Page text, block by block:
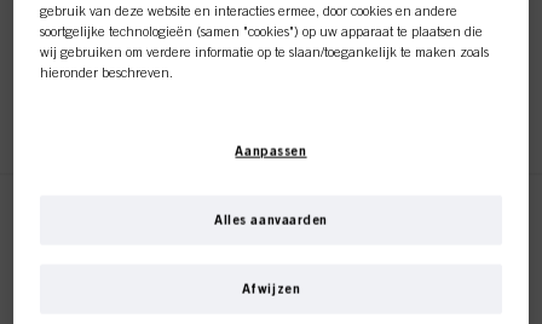
ID-nr. 2939390
PCC Natural 8.0 Licht Blond
gebruik van deze website en interacties ermee, door cookies en andere
soortgelijke technologieën (samen "cookies") op uw apparaat te plaatsen die
wij gebruiken om verdere informatie op te slaan/toegankelijk te maken zoals
hieronder beschreven.
aangegeven in onze Gegevensbeschermingsverklaring waarnaar een link in
te meten en te optimaliseren, om u
website en uw commerciële interacties met ons (respectievelijk het bedrijf
waarvoor u werkt) analyseren en op basis daarvan uw aankopen van onze
Aanpassen
Afwijzen
Alles aanvaarden